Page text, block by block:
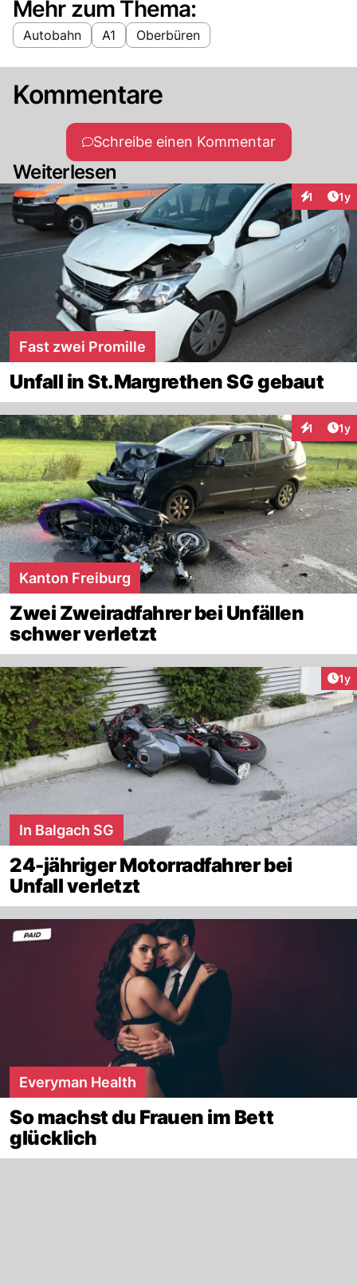
Mehr zum Thema:
Autobahn A1 Oberbüren
Kommentare
Schreibe einen Kommentar
Weiterlesen
1 1y
Fast zwei Promille
Unfall in St.Margrethen SG gebaut
1 1y
Kanton Freiburg
Zwei Zweiradfahrer bei Unfällen
schwer verletzt
1y
In Balgach SG
24-jähriger Motorradfahrer bei
Unfall verletzt
Everyman Health
So machst du Frauen im Bett
glücklich